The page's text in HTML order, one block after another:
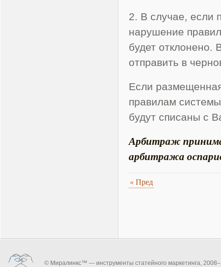
2. В случае, если
нарушение
будет отклонено.
отправить в
Если
правилам
будут списаны с
Арбитраж
арбитража
«Пред
© Миралинкс™ — инструменты статейного маркетинга, 2008–